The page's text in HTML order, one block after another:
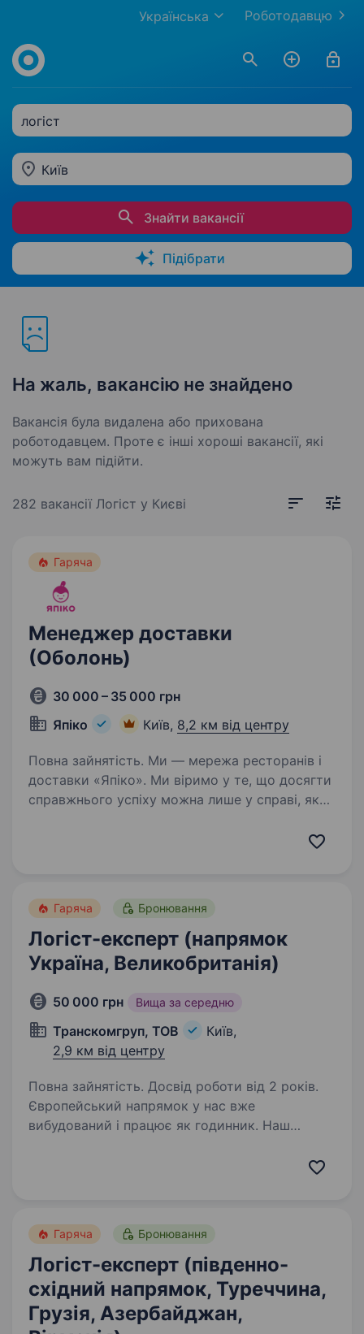
Роботодавцю
Українська
логіст
Київ
Знайти вакансії
Підібрати
На жаль, вакансію не знайдено
Вакансія була видалена або прихована
роботодавцем. Проте є інші хороші вакансії, які
можуть вам підійти.
282 вакансії Логіст у Києві
Гаряча
Менеджер доставки
(Оболонь)
30 000 – 35 000 грн
Япіко
Київ, 8,2 км від центру
Повна зайнятість. Ми — мережа ресторанів і
доставки «Япіко». Ми віримо у те, що досягти
справжнього успіху можна лише у справі, яку
Гаряча Бронювання
Логіст-експерт (напрямок
Україна, Великобританія)
50 000 грн Вища за середню
Транскомгруп, ТОВ
Київ,
2,9 км від центру
Повна зайнятість. Досвід роботи від 2 років.
Європейський напрямок у нас вже
вибудований і працює як годинник. Наш
Гаряча Бронювання
Логіст-експерт (південно-
східний напрямок, Туреччина,
Грузія, Азербайджан,